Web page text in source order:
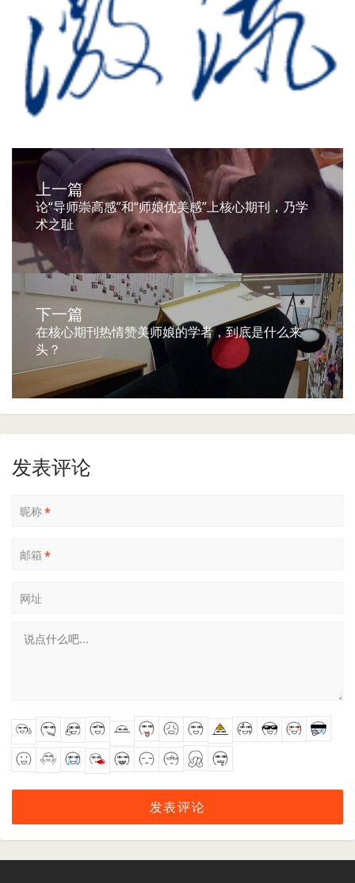
上一篇
论“导师崇高感”和“师娘优美感”上核心期刊，乃学
术之耻
下一篇
在核心期刊热情赞美师娘的学者，到底是什么来
头？
发表评论
昵称*
邮箱 *
网址